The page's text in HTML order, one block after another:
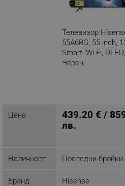
LAN: 10/100/1000 Mbps
- Размер на опаковката 136 x
Google Assistant
- Цвят Черен
Телевизор
55A6BG, 55 inch,
Smart, Wi-Fi,
Черен
Цена
439.20 € /
лв.
Наличност Последни бройки
Бранд Hisense